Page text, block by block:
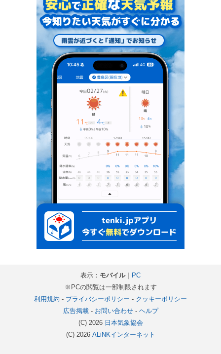
表示： モバイル｜ PC
※PCの閲覧は一部制限されます
利用規約 - プライバシーポリシー - クッキーポリシー
広告掲載- お問い合わせ- ヘルプ
(C) 2026 日本気象協会
(C) 2026 ALiNKインターネット